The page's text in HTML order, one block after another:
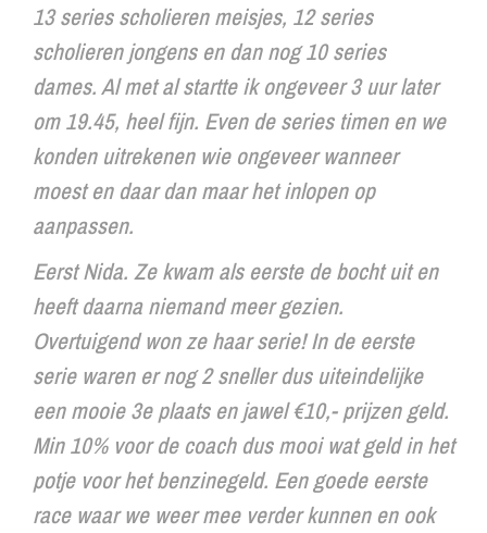
13 series scholieren meisjes, 12 series
scholieren jongens en dan nog 10 series
dames. Al met al startte ik ongeveer 3 uur later
om 19.45, heel fijn. Even de series timen en we
konden uitrekenen wie ongeveer wanneer
moest en daar dan maar het inlopen op
aanpassen.
Eerst Nida. Ze kwam als eerste de bocht uit en
heeft daarna niemand meer gezien.
Overtuigend won ze haar serie! In de eerste
serie waren er nog 2 sneller dus uiteindelijke
een mooie 3e plaats en jawel €10,- prijzen geld.
Min 10% voor de coach dus mooi wat geld in het
potje voor het benzinegeld. Een goede eerste
race waar we weer mee verder kunnen en ook